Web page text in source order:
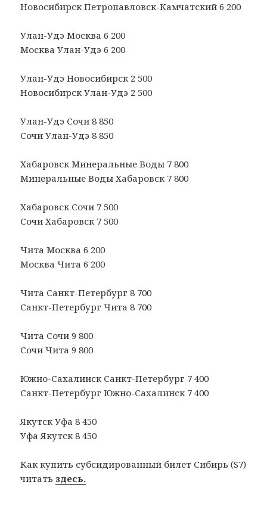
Новосибирск Петропавловск-Камчатский 6 200
Улан-Удэ Москва 6 200
Москва Улан-Удэ 6 200
Улан-Удэ Новосибирск 2 500
Новосибирск Улан-Удэ 2 500
Улан-Удэ Сочи 8 850
Сочи Улан-Удэ 8 850
Хабаровск Минеральные Воды 7 800
Минеральные Воды Хабаровск 7 800
Хабаровск Сочи 7 500
Сочи Хабаровск 7 500
Чита Москва 6 200
Москва Чита 6 200
Чита Санкт-Петербург 8 700
Санкт-Петербург Чита 8 700
Чита Сочи 9 800
Сочи Чита 9 800
Южно-Сахалинск Санкт-Петербург 7 400
Санкт-Петербург Южно-Сахалинск 7 400
Якутск Уфа 8 450
Уфа Якутск 8 450
Как купить субсидированный билет Сибирь (S7)
читатьздесь.